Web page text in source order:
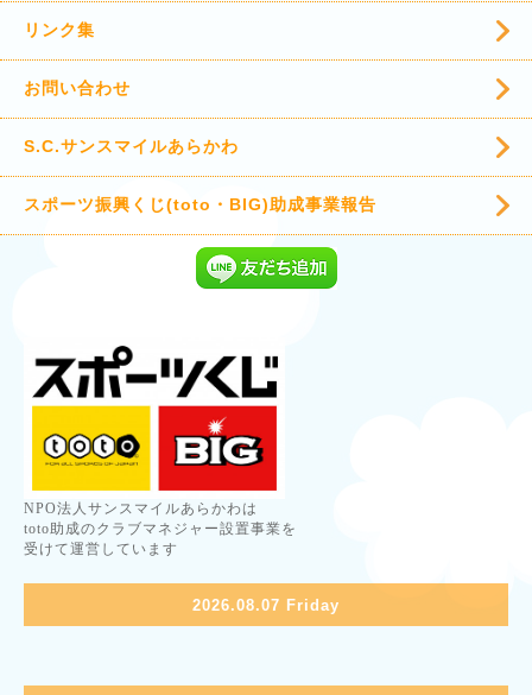
リンク集
お問い合わせ
S.C.サンスマイルあらかわ
スポーツ振興くじ(toto・BIG)助成事業報告
NPO法人サンスマイルあらかわは
toto助成のクラブマネジャー設置事業を
受けて運営しています
2026.08.07 Friday